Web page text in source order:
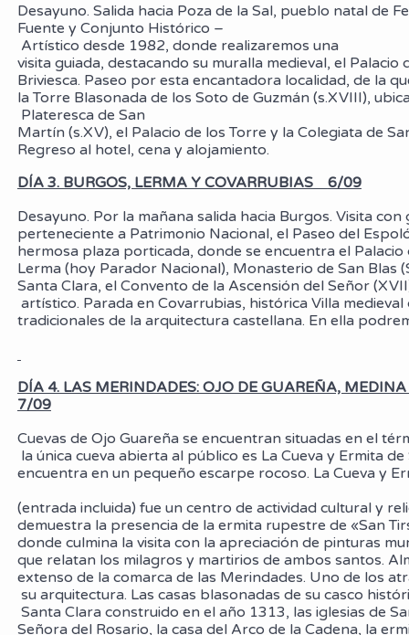
Desayuno. Salida hacia Poza de la Sal, pueblo natal de
Fuente y Conjunto Histórico –
Artístico desde 1982, donde realizaremos una
visita guiada, destacando su muralla medieval, el
Briviesca. Paseo por esta encantadora localidad, de la
la Torre Blasonada de los Soto de Guzmán (s.XVIII),
Plateresca de San
Martín (s.XV), el Palacio de los Torre y la Colegiata de
Regreso al hotel, cena y alojamiento.
DÍA 3. BURGOS, LERMA Y COVARRUBIAS 6/09
Desayuno. Por la mañana salida hacia Burgos. Visita
perteneciente a Patrimonio Nacional, el Paseo del
hermosa plaza porticada, donde se encuentra el
Lerma (hoy Parador Nacional), Monasterio de San
Santa Clara, el Convento de la Ascensión del Señor
artístico. Parada en Covarrubias, histórica Villa
tradicionales de la arquitectura castellana. En ella
DÍA 4. LAS MERINDADES: OJO DE GUAREÑA,
7/09
Cuevas de Ojo Guareña se encuentran situadas en el
la única cueva abierta al público es La Cueva y Ermita
encuentra en un pequeño escarpe rocoso. La Cueva y
(entrada incluida) fue un centro de actividad cultural y
demuestra la presencia de la ermita rupestre de «San
donde culmina la visita con la apreciación de pinturas
que relatan los milagros y martirios de ambos
extenso de la comarca de las Merindades. Uno de los
su arquitectura. Las casas blasonadas de su casco
Santa Clara construido en el año 1313, las iglesias de
Señora del Rosario, la casa del Arco de la Cadena, la